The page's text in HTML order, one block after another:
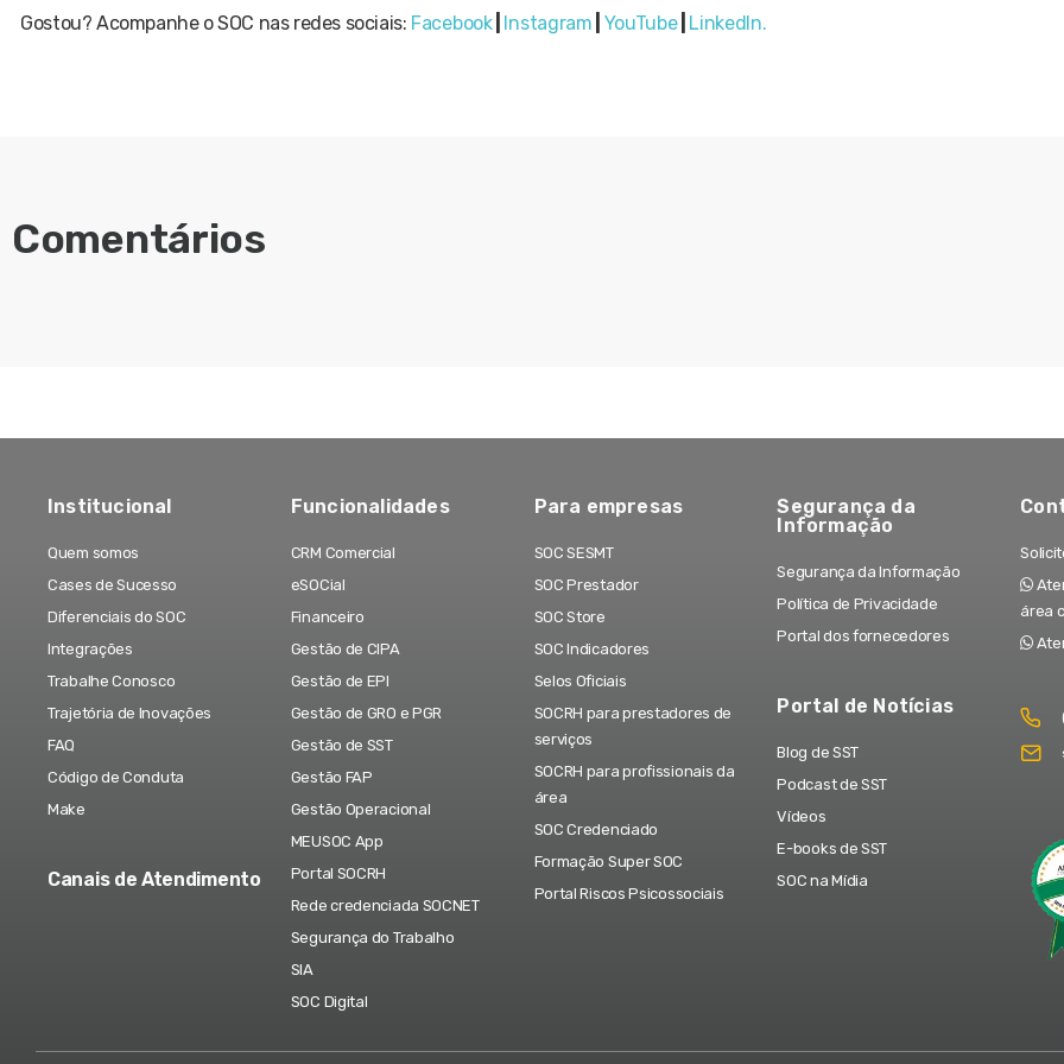
Gostou? Acompanhe o SOC nas redes sociais: Facebook| Instagram YouTube| LinkedIn.
Comentários
Institucional
Quem somos
Cases de Sucesso
Diferenciais do SOC
Integrações
Trabalhe Conosco
Trajetória de Inovações
FAQ
Código de Conduta
Make
Canais de Atendimento
Funcionalidades
CRM Comercial
eSOCial
Financeiro
Gestão de CIPA
Gestão de EPI
Gestão de GRO e PGR
Gestão de SST
Gestão FAP
Gestão Operacional
MEUSOC App
Portal SOCRH
Rede credenciada SOCNET
Segurança do Trabalho
SIA
SOC Digital
Para empresas
SOC SESMT
SOC Prestador
SOC Store
SOC Indicadores
Selos Oficiais
SOCRH para prestadores de
serviços
SOCRH para profissionais da
área
SOC Credenciado
Formação Super SOC
Portal Riscos Psicossociais
Segurança da
Informação
Segurança da Informação
Política de Privacidade
Portal dos fornecedores
Portal de Notícias
Blog de SST
Podcast de SST
Vídeos
E-books de SST
SOC na Mídia
área